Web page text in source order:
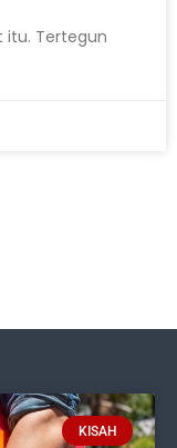
itu. Tertegun
KISAH